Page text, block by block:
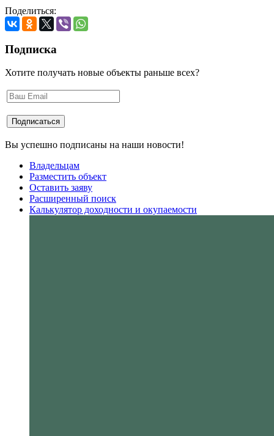
Поделиться:
Подписка
Хотите получать новые объекты раньше всех?
Вы успешно подписаны на наши новости!
Владельцам
Разместить объект
Оставить заяву
Расширенный поиск
Калькулятор доходности и окупаемости